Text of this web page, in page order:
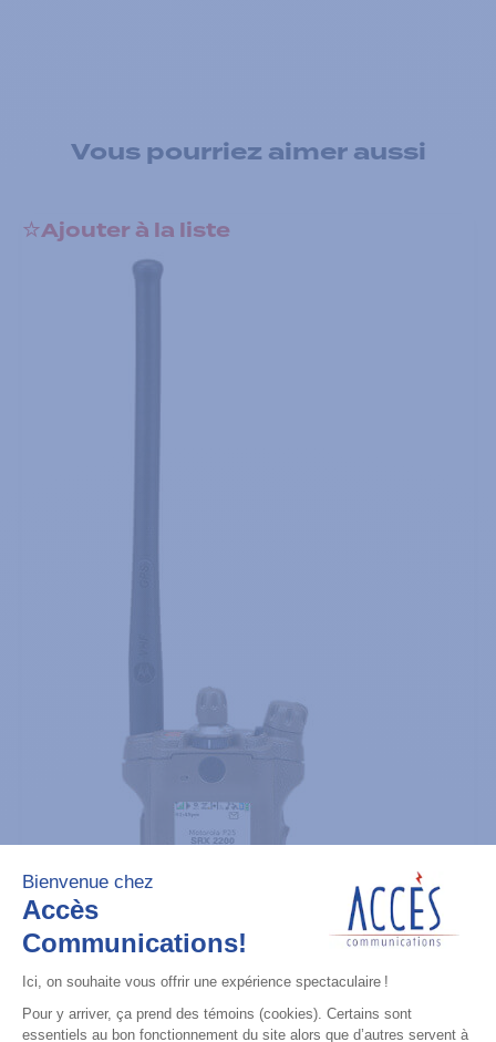
Vous pourriez aimer aussi
Ajouter à la liste